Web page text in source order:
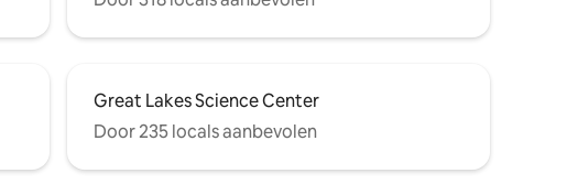
Great Lakes Science Center
Door 235 locals aanbevolen